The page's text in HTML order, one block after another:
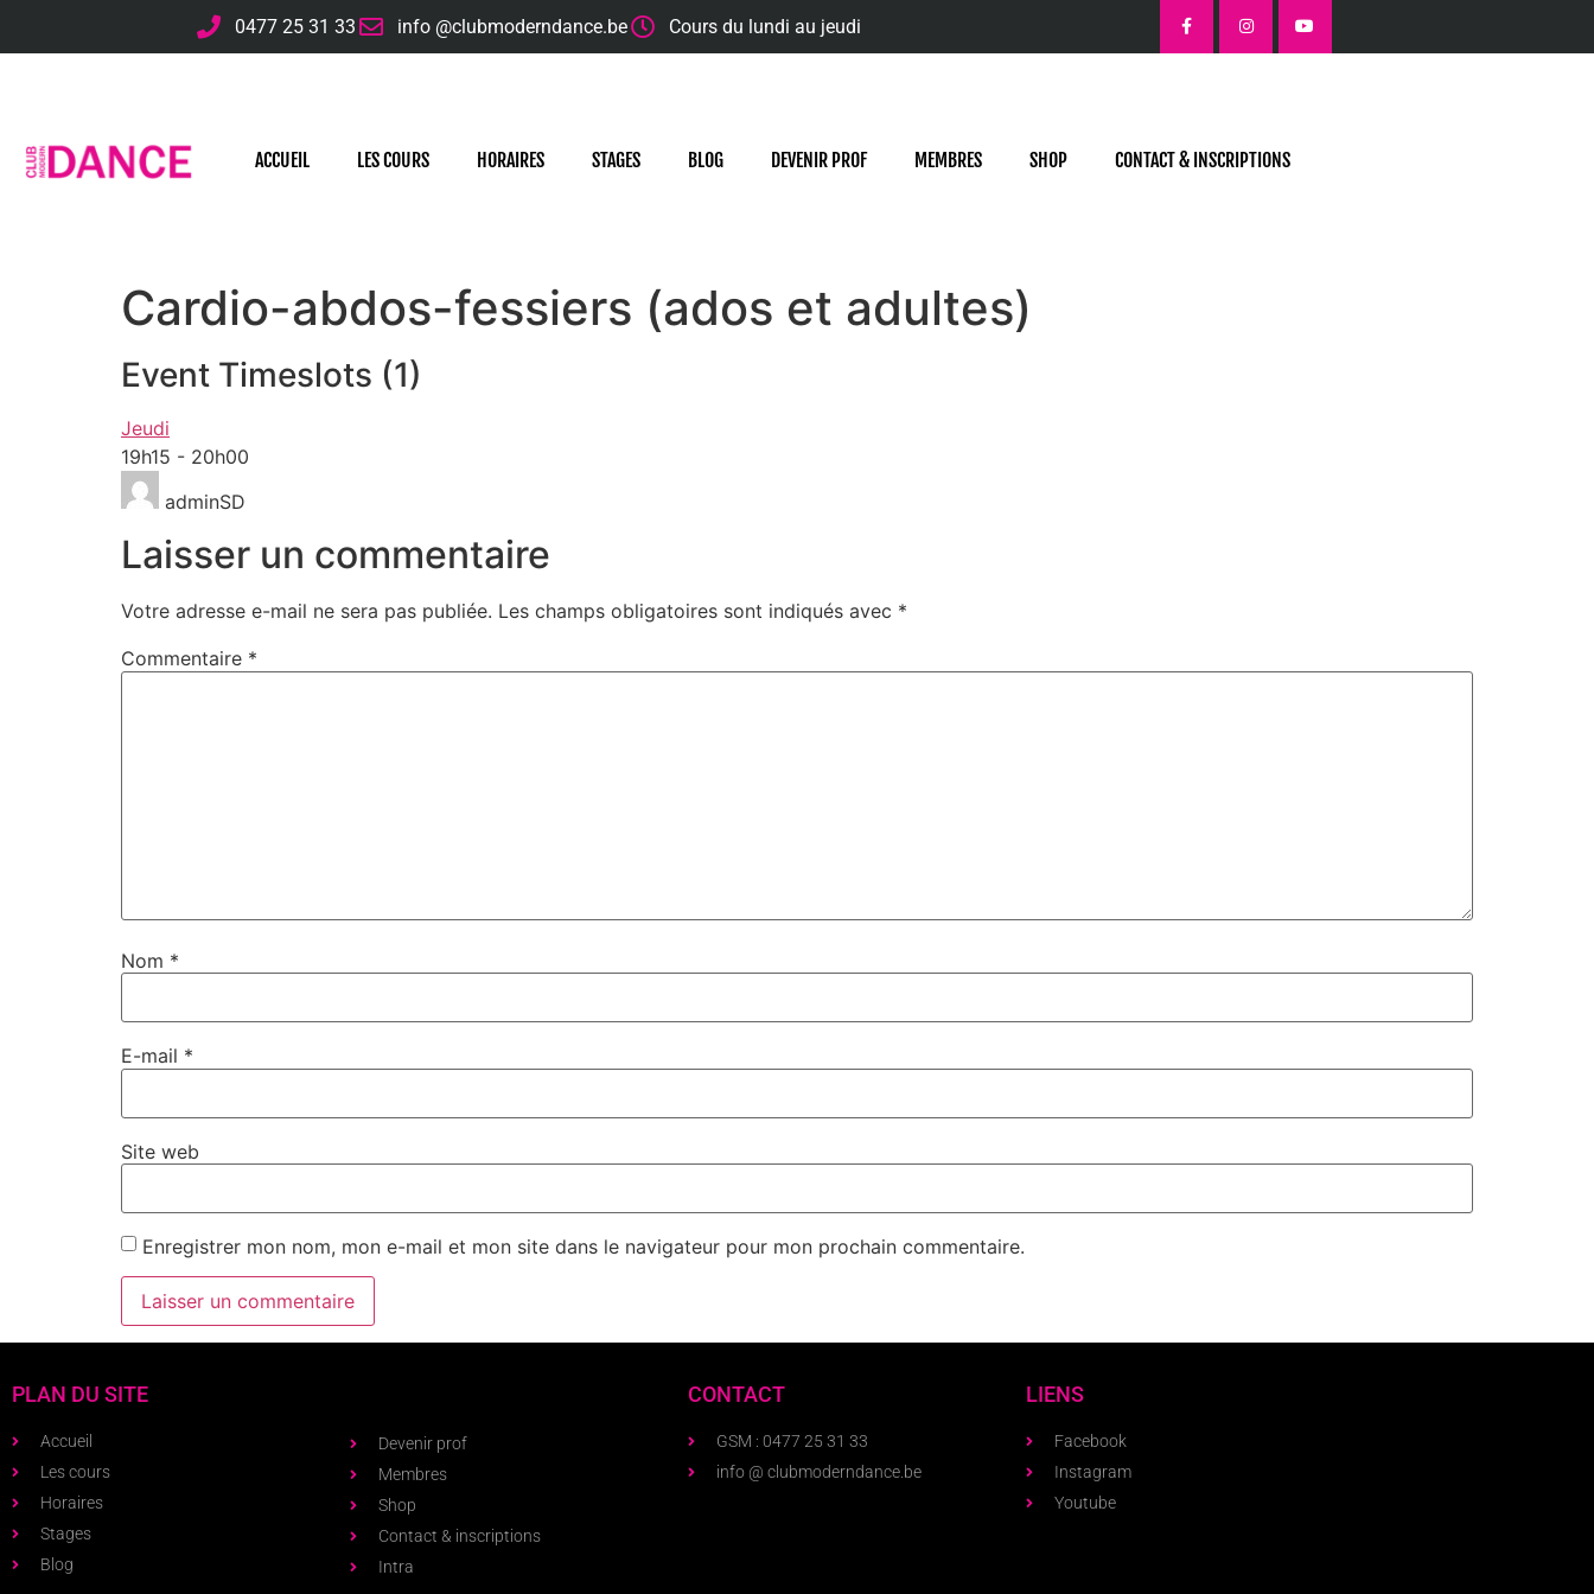
0477 25 31 33 info @clubmoderndance.be Cours du lundi au jeudi
ACCUEIL LES COURS HORAIRES STAGES BLOG DEVENIR PROF MEMBRES SHOP CONTACT & INSCRIPTIONS
Cardio-abdos-fessiers (ados et adultes)
Event Timeslots (1)
Jeudi
19h15 - 20h00
adminSD
Laisser un commentaire
Votre adresse e-mail ne sera pas publiée. Les champs obligatoires sont indiqués avec *
Commentaire *
Nom *
E-mail *
Site web
Enregistrer mon nom, mon e-mail et mon site dans le navigateur pour mon prochain commentaire.
PLAN DU SITE
Accueil
Les cours
Horaires
Stages
Blog
Devenir prof
Membres
Shop
Contact & inscriptions
Intra
CONTACT
GSM : 0477 25 31 33
info @ clubmoderndance.be
LIENS
Facebook
Instagram
Youtube